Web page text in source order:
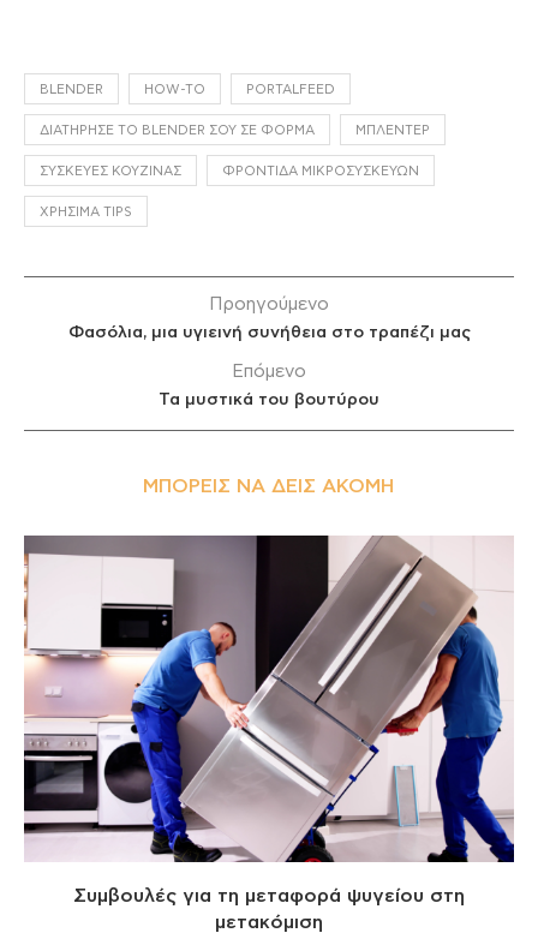
BLENDER HOW-TO PORTALFEED
ΔΙΑΤΉΡΗΣΕ ΤΟ BLENDER ΣΟΥ ΣΕ ΦΌΡΜΑ ΜΠΛΈΝΤΕΡ
ΣΥΣΚΕΥΈΣ ΚΟΥΖΊΝΑΣ ΦΡΟΝΤΊΔΑ ΜΙΚΡΟΣΥΣΚΕΥΏΝ
ΧΡΉΣΙΜΑ TIPS
Προηγούμενο
Φασόλια, μια υγιεινή συνήθεια στο τραπέζι μας
Επόμενο
Τα μυστικά του βουτύρου
ΜΠΟΡΕΊΣ ΝΑ ΔΕΙΣ ΑΚΌΜΗ
Συμβουλές για τη μεταφορά ψυγείου στη
μετακόμιση